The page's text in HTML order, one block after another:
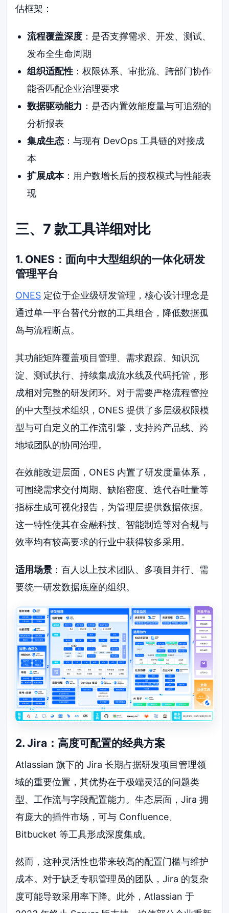
估框架：
流程覆盖深度：是否支撑需求、开发、测试、
发布全生命周期
组织适配性：权限体系、审批流、跨部门协作
能否匹配企业治理要求
数据驱动能力 ：是否内置效能度量与可追溯的
分析报表
集成生态：与现有 DevOps 工具链的对接成
本
扩展成本：用户数增长后的授权模式与性能表
现
三、7 款工具详细对比
1. ONES：面向中大型组织的一体化研发
管理平台
ONES 定位于企业级研发管理，核心设计理念是
通过单一平台替代分散的工具组合，降低数据孤
岛与流程断点。
其功能矩阵覆盖项目管理、需求跟踪、知识沉
淀、测试执行、持续集成流水线及代码托管，形
成相对完整的研发闭环。对于需要严格流程管控
的中大型技术组织，ONES 提供了多层级权限模
型与可自定义的工作流引擎，支持跨产品线、跨
地域团队的协同治理。
在效能改进层面，ONES 内置了研发度量体系，
可围绕需求交付周期、缺陷密度、迭代吞吐量等
指标生成可视化报告，为管理层提供数据依据。
这一特性使其在金融科技、智能制造等对合规与
效率均有较高要求的行业中获得较多采用。
适用场景 ：百人以上技术团队、多项目并行、需
要统一研发数据底座的组织。
2. Jira：高度可配置的经典方案
Atlassian 旗下的 Jira 长期占据研发项目管理领
域的重要位置，其优势在于极端灵活的问题类
型、工作流与字段配置能力。生态层面，Jira 拥
有庞大的插件市场，可与 Confluence、
Bitbucket 等工具形成深度集成。
然而，这种灵活性也带来较高的配置门槛与维护
成本。对于缺乏专职管理员的团队，Jira 的复杂
度可能导致采用率下降。此外，Atlassian 于